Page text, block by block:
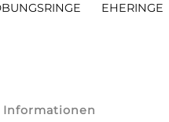
EHERINGE
Informationen